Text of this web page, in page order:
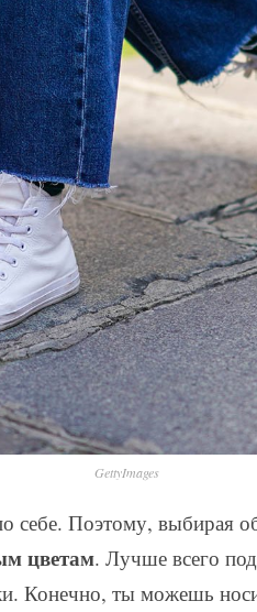
GettyImages
себе. Поэтому, выбирая
цветам. Лучше всего
Конечно, ты можешь